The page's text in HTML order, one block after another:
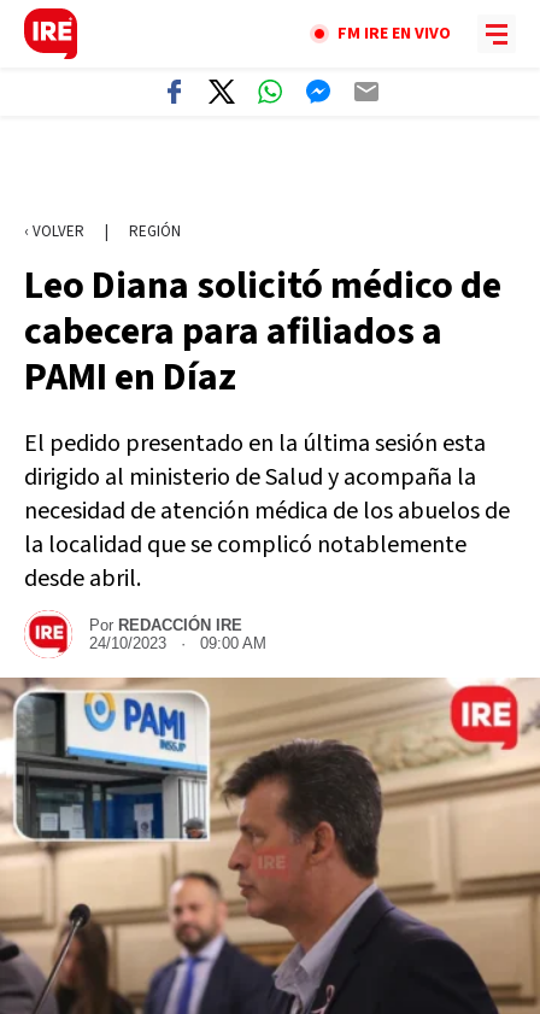
FM IRE EN VIVO
‹ VOLVER | REGIÓN
Leo Diana solicitó médico de
cabecera para afiliados a
PAMI en Díaz
El pedido presentado en la última sesión esta
dirigido al ministerio de Salud y acompaña la
necesidad de atención médica de los abuelos de
la localidad que se complicó notablemente
desde abril.
Por REDACCIÓN IRE
24/10/2023 · 09:00 AM